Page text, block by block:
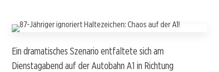
Ein dramatisches Szenario entfaltete sich am
Dienstagabend auf der Autobahn A1 in Richtung